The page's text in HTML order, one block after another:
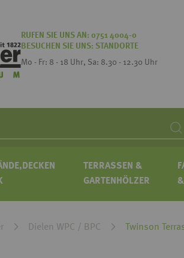
RUFEN SIE UNS AN: 0751 4004-0
BESUCHEN SIE UNS: STANDORTE
Mo - Fr: 8 - 18 Uhr, Sa: 8.30 - 12.30 Uhr
TERRASSEN &
GARTENHÖLZER
Dielen WPC / BPC Twinson